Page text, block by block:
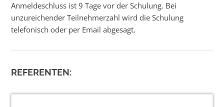
Anmeldeschluss ist 9 Tage vor der Schulung. Bei
unzureichender Teilnehmerzahl wird die Schulung
telefonisch oder per Email abgesagt.
REFERENTEN: